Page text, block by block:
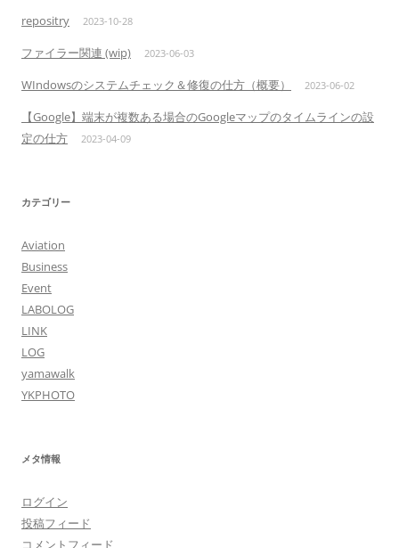
repositry 2023-10-28
ファイラー関連 (wip) 2023-06-03
WIndowsのシステムチェック＆修復の仕方（概要） 2023-06-02
【Google】端末が複数ある場合のGoogleマップのタイムラインの設
定の仕方
2023-04-09
カテゴリー
Aviation
Business
Event
LABOLOG
LINK
LOG
yamawalk
YKPHOTO
メタ情報
ログイン
投稿フィード
コメントフィード